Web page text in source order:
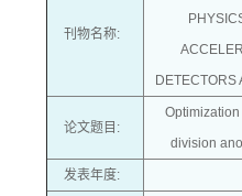
刊物名称:
DETECTORS
论文题目:
division
发表年度: